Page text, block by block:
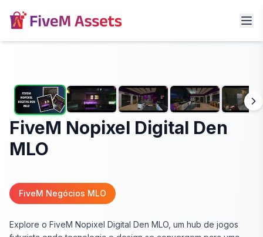
FiveM Nopixel Digital Den
MLO
FiveM Negócios MLO
Explore o FiveM Nopixel Digital Den MLO, um hub de jogos